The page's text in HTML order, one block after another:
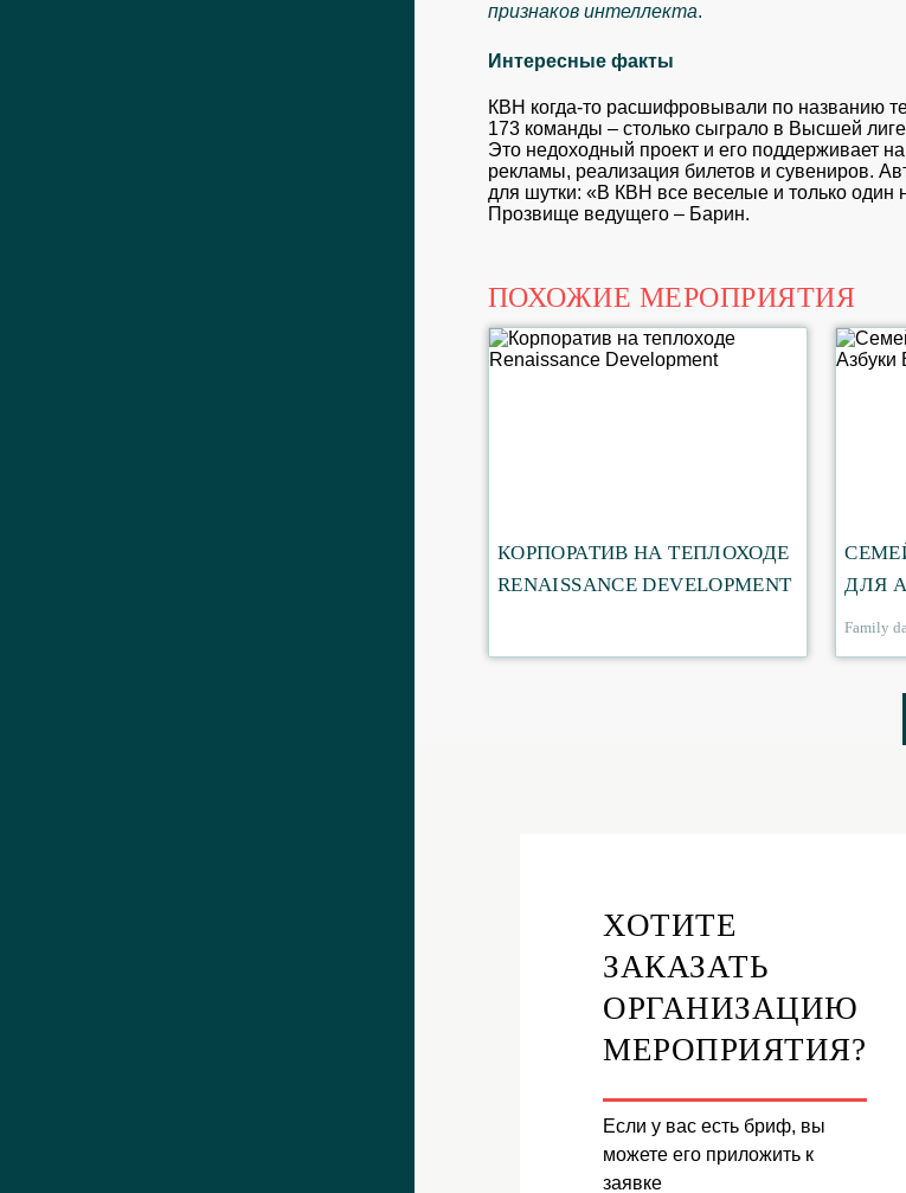
признаков интеллекта.
Интересные факты
КВН когда-то расшифровывали по названию
173 команды – столько сыграло в Высшей
Это недоходный проект и его поддерживает
рекламы, реализация билетов и сувениров.
для шутки: «В КВН все веселые и только один
Прозвище ведущего – Барин.
ПОХОЖИЕ МЕРОПРИЯТИЯ
КОРПОРАТИВ НА ТЕПЛОХОДЕ
RENAISSANCE DEVELOPMENT
ДЛЯ
Family
ХОТИТЕ
ЗАКАЗАТЬ
ОРГАНИЗАЦИЮ
МЕРОПРИЯТИЯ?
Если у вас есть бриф, вы
можете его приложить к
заявке